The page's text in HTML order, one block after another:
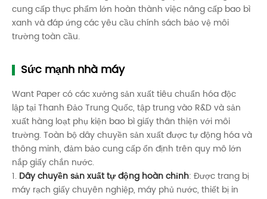
cung cấp thực phẩm lớn hoàn thành việc nâng cấp bao bì
xanh và đáp ứng các yêu cầu chính sách bảo vệ môi
trường toàn cầu.
Sức mạnh nhà máy
Want Paper có các xưởng sản xuất tiêu chuẩn hóa độc
lập tại Thanh Đảo Trung Quốc, tập trung vào R&D và sản
xuất hàng loạt phụ kiện bao bì giấy thân thiện với môi
trường. Toàn bộ dây chuyền sản xuất được tự động hóa và
thông minh, đảm bảo cung cấp ổn định trên quy mô lớn
nắp giấy chắn nước.
1. Dây chuyền sản xuất tự động hoàn chỉnh: Được trang bị
máy rạch giấy chuyên nghiệp, máy phủ nước, thiết bị in